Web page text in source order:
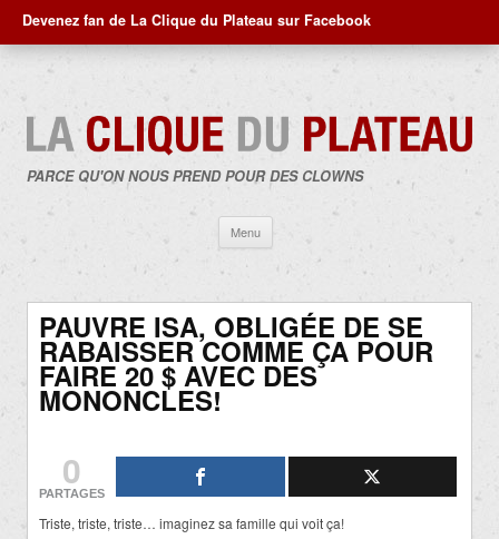
Devenez fan de La Clique du Plateau sur Facebook
PARCE QU'ON NOUS PREND POUR DES CLOWNS
Menu
contenu
PAUVRE ISA, OBLIGÉE DE SE
RABAISSER COMME ÇA POUR
FAIRE 20 $ AVEC DES
MONONCLES!
0
PARTAGES
Triste, triste, triste… imaginez sa famille qui voit ça!